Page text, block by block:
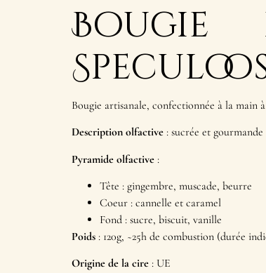
Bougie
Bougie artisanale, confectionnée à la main
Description olfactive : sucrée et gourmande
Pyramide olfactive :
Tête : gingembre, muscade, beurre
Coeur : cannelle et caramel
Fond : sucre, biscuit, vanille
Poids : 120g, ~25h de combustion (durée
Origine de la cire : UE